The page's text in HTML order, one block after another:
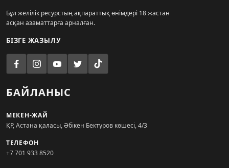
Бұл желілік ресурстың ақпараттық өнімдері 18 жастан
асқан азаматтарға арналған.
БІЗГЕ ЖАЗЫЛУ
БАЙЛАНЫС
МЕКЕН-ЖАЙ
ҚР, Астана қаласы, Әбікен Бектұров көшесі, 4/3
ТЕЛЕФОН
+7 701 933 8520